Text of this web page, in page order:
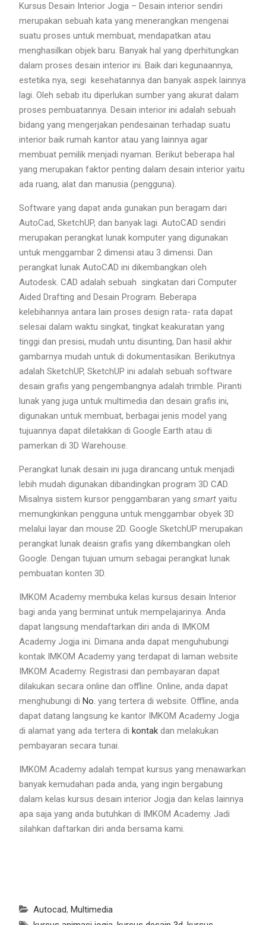
Kursus Desain Interior Jogja – Desain interior sendiri
merupakan sebuah kata yang menerangkan mengenai
suatu proses untuk membuat, mendapatkan atau
menghasilkan objek baru. Banyak hal yang dperhitungkan
dalam proses desain interior ini. Baik dari kegunaannya,
estetika nya, segi kesehatannya dan banyak aspek lainnya
lagi. Oleh sebab itu diperlukan sumber yang akurat dalam
proses pembuatannya. Desain interior ini adalah sebuah
bidang yang mengerjakan pendesainan terhadap suatu
interior baik rumah kantor atau yang lainnya agar
membuat pemilik menjadi nyaman. Berikut beberapa hal
yang merupakan faktor penting dalam desain interior yaitu
ada ruang, alat dan manusia (pengguna).
Software yang dapat anda gunakan pun beragam dari
AutoCad, SketchUP, dan banyak lagi. AutoCAD sendiri
merupakan perangkat lunak komputer yang digunakan
untuk menggambar 2 dimensi atau 3 dimensi. Dan
perangkat lunak AutoCAD ini dikembangkan oleh
Autodesk. CAD adalah sebuah singkatan dari Computer
Aided Drafting and Desain Program. Beberapa
kelebihannya antara lain proses design rata- rata dapat
selesai dalam waktu singkat, tingkat keakuratan yang
tinggi dan presisi, mudah untu disunting, Dan hasil akhir
gambarnya mudah untuk di dokumentasikan. Berikutnya
adalah SketchUP, SketchUP ini adalah sebuah software
desain grafis yang pengembangnya adalah trimble. Piranti
lunak yang juga untuk multimedia dan desain grafis ini,
digunakan untuk membuat, berbagai jenis model yang
tujuannya dapat diletakkan di Google Earth atau di
pamerkan di 3D Warehouse.
Perangkat lunak desain ini juga dirancang untuk menjadi
lebih mudah digunakan dibandingkan program 3D CAD.
Misalnya sistem kursor penggambaran yang smartyaitu
memungkinkan pengguna untuk menggambar obyek 3D
melalui layar dan mouse 2D. Google SketchUP merupakan
perangkat lunak deaisn grafis yang dikembangkan oleh
Google. Dengan tujuan umum sebagai perangkat lunak
pembuatan konten 3D.
IMKOM Academy membuka kelas kursus desain Interior
bagi anda yang berminat untuk mempelajarinya. Anda
dapat langsung mendaftarkan diri anda di IMKOM
Academy Jogja ini. Dimana anda dapat menguhubungi
kontak IMKOM Academy yang terdapat di laman website
IMKOM Academy. Registrasi dan pembayaran dapat
dilakukan secara online dan offline. Online, anda dapat
menghubungi di No. yang tertera di website. Offline, anda
dapat datang langsung ke kantor IMKOM Academy Jogja
di alamat yang ada tertera di kontakdan melakukan
pembayaran secara tunai.
IMKOM Academy adalah tempat kursus yang menawarkan
banyak kemudahan pada anda, yang ingin bergabung
dalam kelas kursus desain interior Jogja dan kelas lainnya
apa saja yang anda butuhkan di IMKOM Academy. Jadi
silahkan daftarkan diri anda bersama kami.
Autocad, Multimedia